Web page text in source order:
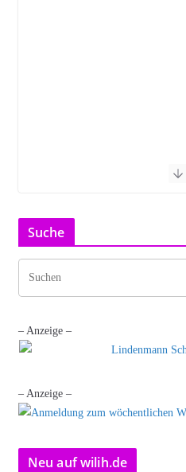
Suche
– Anzeige –
– Anzeige –
Neu auf wilih.de